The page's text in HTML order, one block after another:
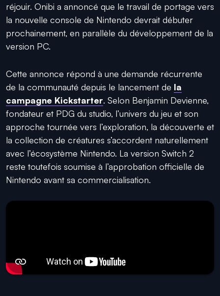
réjouir. Onibi a annoncé que le travail de portage vers
la nouvelle console de Nintendo devrait débuter
prochainement, en parallèle du développement de la
version PC.
Cette annonce répond à une demande récurrente
de la communauté depuis le lancement de la
campagne Kickstarter. Selon Benjamin Devienne,
fondateur et PDG du studio, l’univers du jeu et son
approche tournée vers l’exploration, la découverte et
la collection de créatures s’accordent naturellement
avec l’écosystème Nintendo. La version Switch 2
reste toutefois soumise à l’approbation officielle de
Nintendo avant sa commercialisation.